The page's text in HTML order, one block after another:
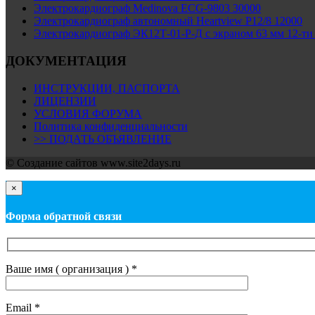
Электрокардиограф Medinova ECG-9803 30000
Электрокардиограф автономный Heartview P12/8 12000
Электрокардиограф ЭК12Т-01-Р-Д с экраном 63 мм 12-
ДОКУМЕНТАЦИЯ
ИНСТРУКЦИИ, ПАСПОРТА
ЛИЦЕНЗИИ
УСЛОВИЯ ФОРУМА
Политика конфиденциальности
>> ПОДАТЬ ОБЪЯВЛЕНИЕ
© Cоздание сайтов www.site2days.ru
×
Форма обратной связи
Ваше имя ( организация ) *
Email *